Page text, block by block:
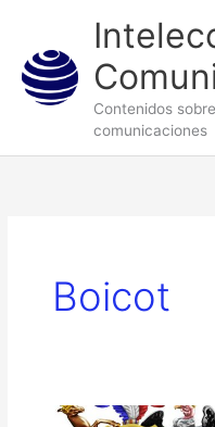
contenido
Contenidos
comunicaciones
Boicot
Escenarios